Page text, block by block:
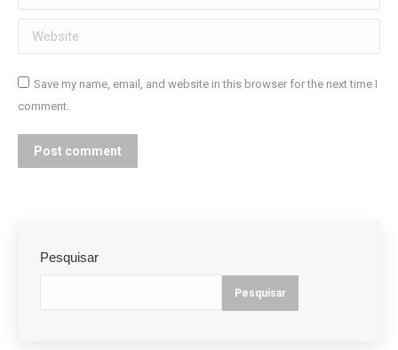
Website
Save my name, email, and website in this browser for the next time I
comment.
Post comment
Pesquisar
Pesquisar